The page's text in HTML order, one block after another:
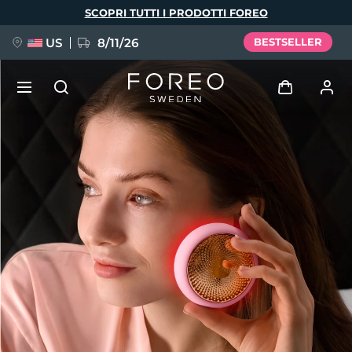
SCOPRI TUTTI I PRODOTTI FOREO
US 8/11/26 BESTSELLER
Accedi
Profilo utente
I miei dispositivi
I miei ordini
I miei indirizzi
I miei abbonamenti
NUOVO
FAQ™ Pure Beauty-Tech Elixir
BREAKING NEWS
issa™ Teeth Whitening Set
Lingua
Deutsch
Español
Français
Italiano
Português
Polski
Svenska
Русский
Türkçe
简体中文 繁體中文